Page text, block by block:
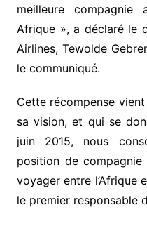
meilleure compagnie
Afrique », a déclaré le
Airlines, Tewolde
le communiqué.
Cette récompense
sa vision, et qui se
juin 2015, nous
position de
voyager entre l’Afrique
le premier responsable